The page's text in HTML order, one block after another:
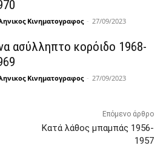
Κινηματογραφος - 27/09/2023
ασύλληπτο κορόιδο 1968-
Κινηματογραφος - 27/09/2023
Επόμενο άρθρο
Κατά λάθος μπαμπάς 1956-
1957